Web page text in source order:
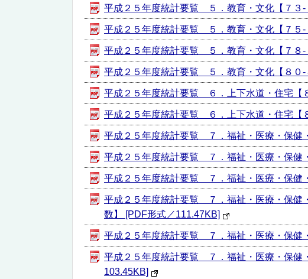
平成２５年度統計要覧 ５．教育・文化【７３-
平成２５年度統計要覧 ５．教育・文化【７５-
平成２５年度統計要覧 ５．教育・文化【７８-
平成２５年度統計要覧 ５．教育・文化【８０-
平成２５年度統計要覧 ６．上下水道・住宅【
平成２５年度統計要覧 ６．上下水道・住宅【
平成２５年度統計要覧 ７．福祉・医療・保健
平成２５年度統計要覧 ７．福祉・医療・保健
平成２５年度統計要覧 ７．福祉・医療・保健
平成２５年度統計要覧 ７．福祉・医療・保健
数】 [PDF形式／111.47KB]
平成２５年度統計要覧 ７．福祉・医療・保健
平成２５年度統計要覧 ７．福祉・医療・保健
103.45KB]